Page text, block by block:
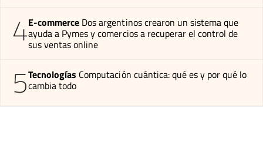
4E-commerce Dos argentinos crearon un sistema que
ayuda a Pymes y comercios a recuperar el control de
sus ventas online
5Tecnologías Computación cuántica: qué es y por qué lo
cambia todo